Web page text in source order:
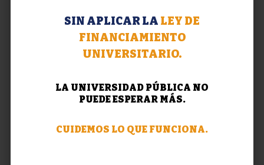
SIN APLICAR LA LEY DE
FINANCIAMIENTO
UNIVERSITARIO.
LA UNIVERSIDAD PÚBLICA NO
PUEDE ESPERAR MÁS.
CUIDEMOS LO QUE FUNCIONA.